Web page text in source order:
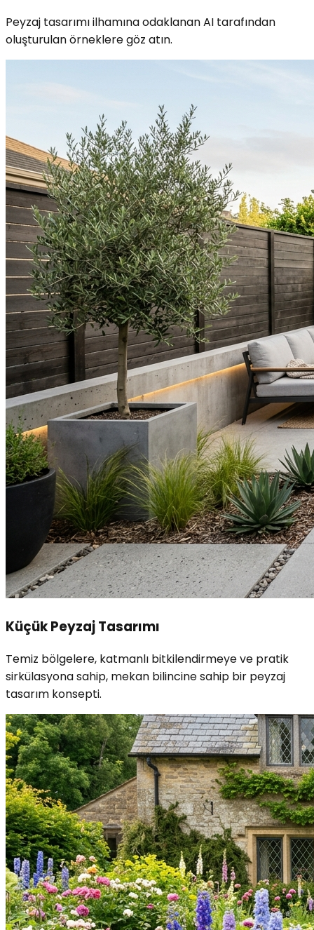
Peyzaj tasarımı ilhamına odaklanan AI tarafından
oluşturulan örneklere göz atın.
Küçük Peyzaj Tasarımı
Temiz bölgelere, katmanlı bitkilendirmeye ve pratik
sirkülasyona sahip, mekan bilincine sahip bir peyzaj
tasarım konsepti.